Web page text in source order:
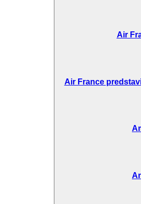
Air
Air France